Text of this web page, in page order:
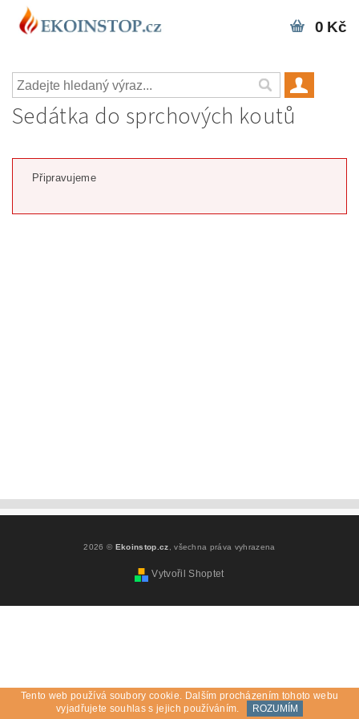
0 Kč
Sedátka do sprchových koutů
Připravujeme
2026 © Ekoinstop.cz, všechna práva vyhrazena
Vytvořil Shoptet
Tento web používá soubory cookie. Dalším procházením tohoto webu
vyjadřujete souhlas s jejich používáním.
ROZUMÍM